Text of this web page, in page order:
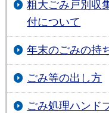
粗大ごみ戸別収
付について
年末のごみの持
ごみ等の出し方
ごみ処理ハンド